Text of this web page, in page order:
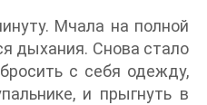
Мчала на полной
дыхания. Снова стало
с себя одежду,
и прыгнуть в